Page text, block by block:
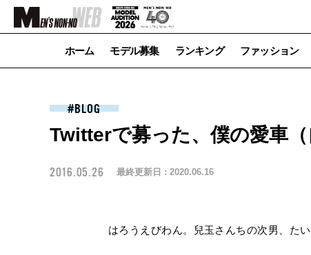
ホーム モデル募集 ランキング ファッション
BLOG
Twitterで募った、僕の愛車
2016.05.26 最終更新日 : 2020.06.16
はろうえびわん。兒玉さんちの次男、た